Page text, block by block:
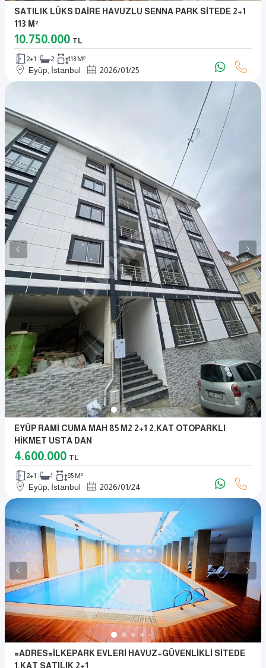
SATILIK LÜKS DAİRE HAVUZLU SENNA PARK SİTEDE 2+1
113 M²
10.750.000 TL
2+1 2 113 M²
Eyüp, İstanbul 2026/01/25
EYÜP RAMİ CUMA MAH 85 M2 2+1 2.KAT OTOPARKLI
HİKMET USTA DAN
4.600.000 TL
2+1 1 85 M²
Eyüp, İstanbul 2026/01/24
=ADRES=İLKEPARK EVLERİ HAVUZ+GÜVENLİKLİ SİTEDE
1.KAT SATILIK 2+1